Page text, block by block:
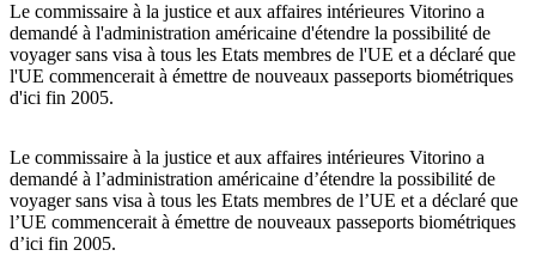
Le commissaire à la justice et aux affaires intérieures Vitorino a
demandé à l'administration américaine d'étendre la possibilité de
voyager sans visa à tous les Etats membres de l'UE et a déclaré que
l'UE commencerait à émettre de nouveaux passeports biométriques
d'ici fin 2005.
Le commissaire à la justice et aux affaires intérieures Vitorino a
demandé à l’administration américaine d’étendre la possibilité de
voyager sans visa à tous les Etats membres de l’UE et a déclaré que
l’UE commencerait à émettre de nouveaux passeports biométriques
d’ici fin 2005.